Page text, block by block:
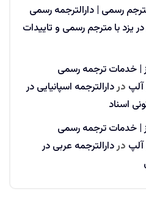
مترجم رسمی | دارالترجمه رسمی
یزد با مترجم رسمی و تاییدات
| خدمات ترجمه رسمی
آلپ دردارالترجمه اسپانیایی در
اسناد
| خدمات ترجمه رسمی
آلپ دردارالترجمه عربی در